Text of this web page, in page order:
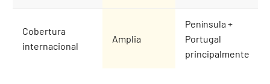
Cobertura
internacional
Amplia
Península +
Portugal
principalmente